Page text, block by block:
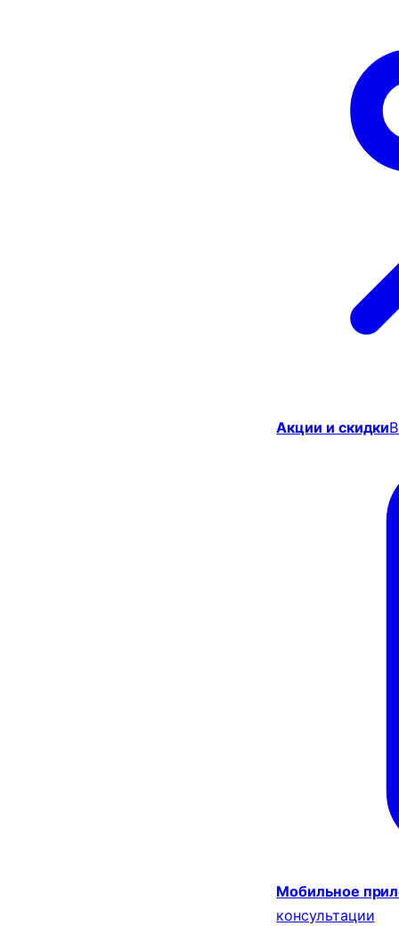
Акции и скидки
Мобильное
консультации